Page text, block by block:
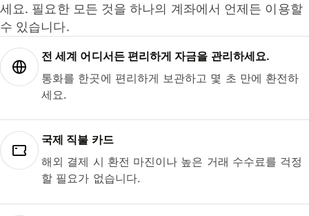
세요. 필요한 모든 것을 하나의 계좌에서 언제든 이용할
수 있습니다.
전 세계 어디서든 편리하게 자금을 관리하세요.
통화를 한곳에 편리하게 보관하고 몇 초 만에 환전하
세요.
국제 직불 카드
해외 결제 시 환전 마진이나 높은 거래 수수료를 걱정
할 필요가 없습니다.